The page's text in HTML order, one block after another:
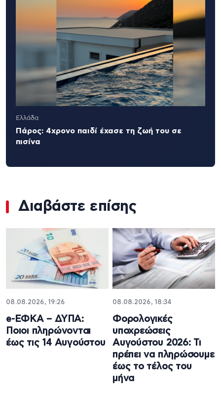
Ελλάδα
Πάρος: 4χρονο παιδί έχασε τη ζωή του σε
πισίνα
Διαβάστε επίσης
08.08.2026, 19:26
e-ΕΦΚΑ – ΔΥΠΑ:
Ποιοι πληρώνονται
έως τις 14 Αυγούστου
08.08.2026, 18:34
Φορολογικές
υποχρεώσεις
Αυγούστου 2026: Τι
πρέπει να πληρώσουμε
έως το τέλος του
μήνα